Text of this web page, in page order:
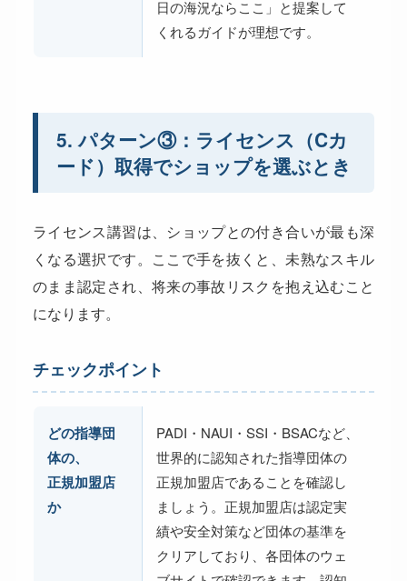
日の海況ならここ」と提案して
くれるガイドが理想です。
5. パターン③：ライセンス（Cカ
ード）取得でショップを選ぶとき
ライセンス講習は、ショップとの付き合いが最も深
くなる選択です。ここで手を抜くと、未熟なスキル
のまま認定され、将来の事故リスクを抱え込むこと
になります。
チェックポイント
どの指導団
体の、
正規加盟店
か
PADI・NAUI・SSI・BSACなど、
世界的に認知された指導団体の
正規加盟店であることを確認し
ましょう。正規加盟店は認定実
績や安全対策など団体の基準を
クリアしており、各団体のウェ